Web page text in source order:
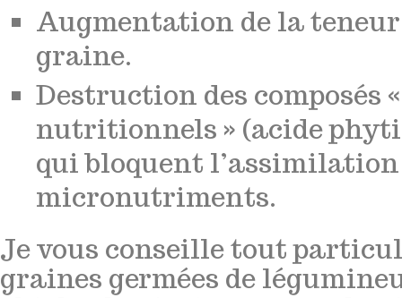
Augmentation de la
graine.
Destruction des composés
nutritionnels » (acide
qui bloquent l’assimilation
micronutriments.
Je vous conseille tout
graines germées de